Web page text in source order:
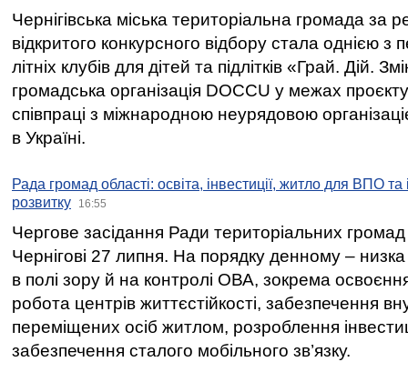
Чернігівська міська територіальна громада за
відкритого конкурсного відбору стала однією
літніх клубів для дітей та підлітків «Грай. Дій.
громадська організація DOCCU у межах
співпраці з міжнародною неурядовою
в Україні.
Рада громад області: освіта, інвестиції, житло для ВПО
розвитку
16:55
Чергове засідання Ради територіальних громад
Чернігові 27 липня. На порядку денному –
в полі зору й на контролі ОВА, зокрема освоєння
робота центрів життєстійкості, забезпечення
переміщених осіб житлом, розроблення
забезпечення сталого мобільного зв’язку.